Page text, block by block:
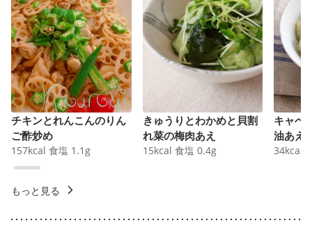
チキンとれんこんのりん
ご酢炒め
157kcal 食塩 1.1 g
きゅうりとわかめと貝割
れ菜の梅肉あえ
15kcal 食塩 0.4g
キャベ
油あえ
34kcal
もっと見る